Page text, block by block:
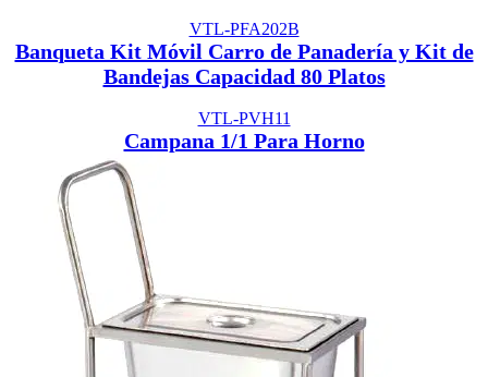
VTL-PFA202B
Banqueta Kit Móvil Carro de Panadería y Kit de
Bandejas Capacidad 80 Platos
VTL-PVH11
Campana 1/1 Para Horno